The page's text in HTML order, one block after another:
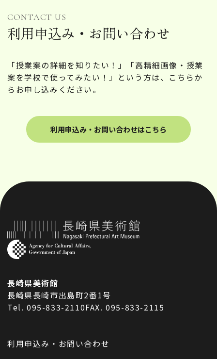
CONTACT US
利用申込み・お問い合わせ
「授業案の詳細を知りたい！」「高精細画像・授業
案を学校で使ってみたい！」という方は、こちらか
らお申し込みください。
利用申込み・お問い合わせはこちら
長崎県美術館
長崎県長崎市出島町2番1号
Tel. 095-833-2110FAX. 095-833-2115
利用申込み・お問い合わせ